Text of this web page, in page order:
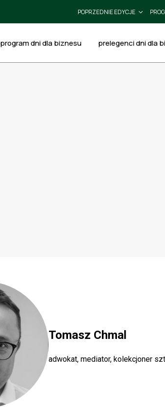
POPRZEDNIE EDYCJE
program dni dla biznesu prelegenci dni dla
Tomasz Chmal
adwokat, mediator, kolekcjoner